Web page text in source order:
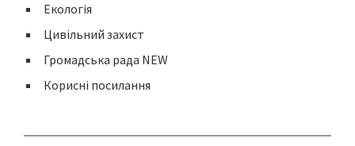
Екологія
Цивільний захист
Громадська рада NEW
Корисні посилання